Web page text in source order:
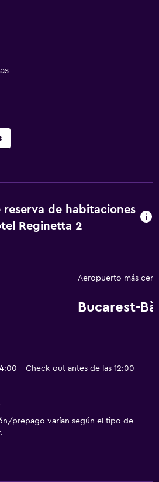
tintorería
reserva de habitaciones
Reginetta 2
Aeropuerto más
Bucarest-
- Check-out antes de las 12:00
prepago varían según el tipo de